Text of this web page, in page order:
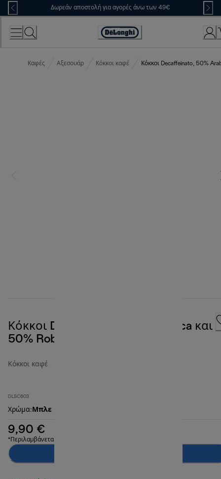
Skip
to
Content
Δωρεάν αποστολή για αγορές άνω των 49€
Accessibility
Καφές Αξεσουάρ Κόκκοι καφέ Κόκκοι Decaffeinato, 50%
Κόκκοι Decaffeinato, 50% Arabica και
50% Robusta, 250 g
Κόκκοι καφέ
DLSC603
Χρώμα: Μπλε
9,90 €
*Περιλαμβάνεται ΦΠΑ